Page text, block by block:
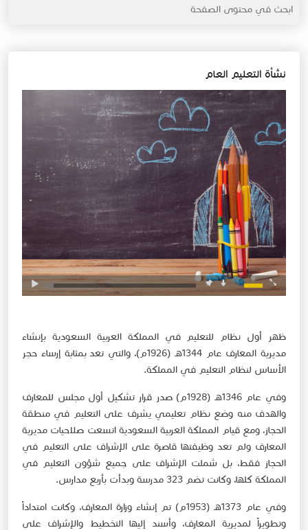
​​​​​​​​​​​​​​​​نشأة التعليم العام
ظهر أول نظام للتعليم في المملكة العربية السعودية بإنشاء
مديرية المعارف عام 1344هـ (1926م)، والتي تعد بمثابة إرساء حجر
الأساس لنظام التعليم في المملكة​.
وفي عام 1346هـ (1928م) صدر قرار تشكيل أول مجلس للمعارف
والهدف منه وضع نظام تعليمي يشرف على التعليم في منطقة
الحجاز، ومع قيام المملكة العربية السعودية اتسعت صلاحيات مديرية
المعارف ولم تعد وظيفتها قاصرة على الإشراف على التعليم في
الحجاز فقط، بل شملت الإشرا​ف على جميع شؤون التعليم في
المملكة كلها، وكانت تضم 323 مدرسة وبدأت بأربع مدارس​.
وفي عام 1373هـ (1953​م) تم إنشاء وزارة المعارف، وكانت امت​داداً
وتطويراً لمديرية المعارف، وأسند إليها التخطيط والإشراف على